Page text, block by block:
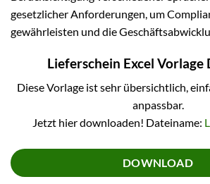
gesetzlicher Anforderungen, um
gewährleisten und die
Lieferschein Excel Vorlage
Diese Vorlage ist sehr übersichtlich,
anpassbar.
Jetzt hier downloaden! Dateiname:
DOWNLOAD